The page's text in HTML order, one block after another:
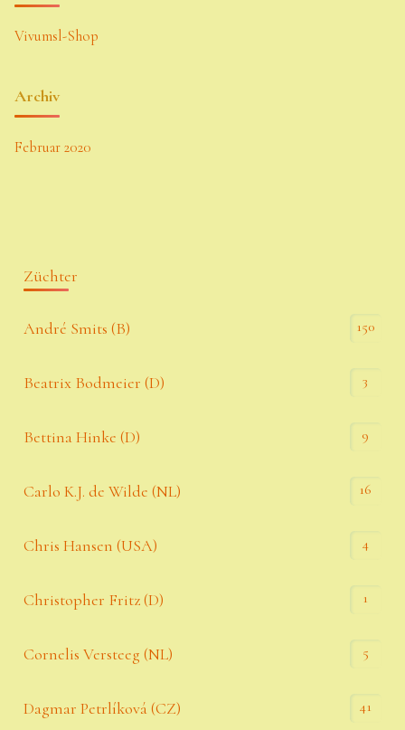
Vivumsl-Shop
Archiv
Februar 2020
Züchter
André Smits (B) 150
Beatrix Bodmeier (D) 3
Bettina Hinke (D) 9
Carlo K.J. de Wilde (NL) 16
Chris Hansen (USA) 4
Christopher Fritz (D) 1
Cornelis Versteeg (NL) 5
Dagmar Petrlíková (CZ) 41